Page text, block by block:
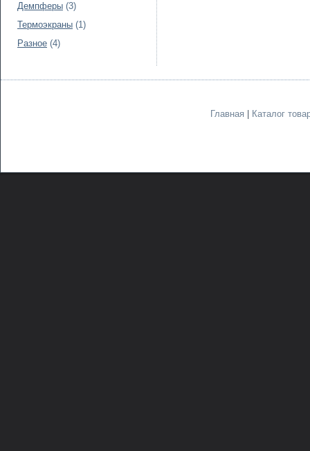
Демпферы (3)
Термоэкраны (1)
Разное (4)
Главная Каталог